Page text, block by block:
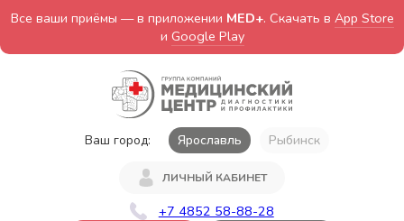
Все ваши приёмы — в приложении MED+. Скачать в App Store
и Google Play
Ваш город: Ярославль Рыбинск
ЛИЧНЫЙ КАБИНЕТ
+7 4852 58-88-28